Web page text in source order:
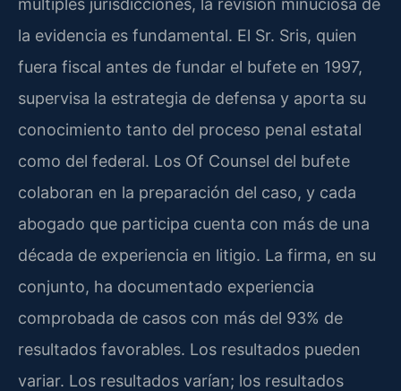
múltiples jurisdicciones, la revisión minuciosa de
la evidencia es fundamental. El Sr. Sris, quien
fuera fiscal antes de fundar el bufete en 1997,
supervisa la estrategia de defensa y aporta su
conocimiento tanto del proceso penal estatal
como del federal. Los Of Counsel del bufete
colaboran en la preparación del caso, y cada
abogado que participa cuenta con más de una
década de experiencia en litigio. La firma, en su
conjunto, ha documentado experiencia
comprobada de casos con más del 93% de
resultados favorables. Los resultados pueden
variar. Los resultados varían; los resultados